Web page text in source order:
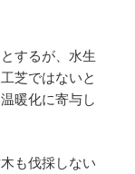
するが、水生
芝ではないと
暖化に寄与し
も伐採しない